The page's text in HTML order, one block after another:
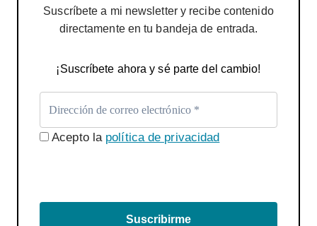
Suscríbete a mi newsletter y recibe contenido
directamente en tu bandeja de entrada.
¡Suscríbete ahora y sé parte del cambio!
Acepto la política de privacidad
Suscribirme